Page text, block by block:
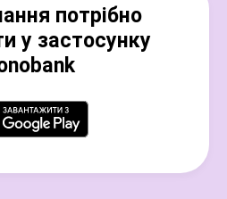
потрібно
у застосунку